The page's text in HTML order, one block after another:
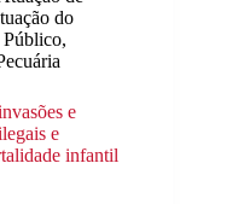
do
,
e
e
infantil